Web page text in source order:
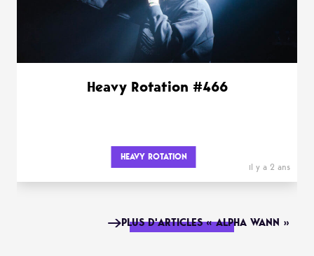
Heavy Rotation #466
HEAVY ROTATION
il y a 2 ans
PLUS D'ARTICLES « ALPHA WANN »